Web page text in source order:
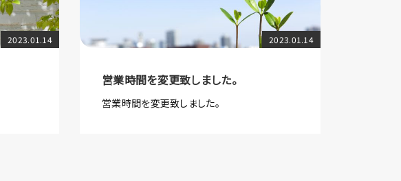
2023.01.14 2023.01.14
営業時間を変更致しました。
営業時間を変更致しました。